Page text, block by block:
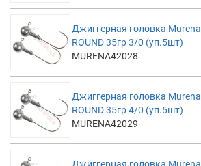
Джиггерная головка Murena
ROUND 35гр 3/0 (уп.5шт)
MURENA42028
Джиггерная головка Murena
ROUND 35гр 4/0 (уп.5шт)
MURENA42029